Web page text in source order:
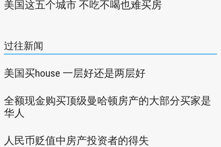
美国这五个城市 不吃不喝也难买房
过往新闻
美国买house 一层好还是两层好
全额现金购买顶级曼哈顿房产的大部分买家是
华人
人民币贬值中房产投资者的得失